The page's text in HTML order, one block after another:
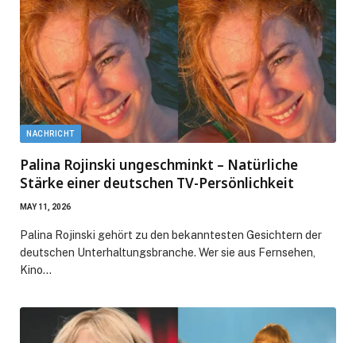
NACHRICHT
Palina Rojinski ungeschminkt – Natürliche
Stärke einer deutschen TV-Persönlichkeit
MAY 11, 2026
Palina Rojinski gehört zu den bekanntesten Gesichtern der
deutschen Unterhaltungsbranche. Wer sie aus Fernsehen,
Kino…